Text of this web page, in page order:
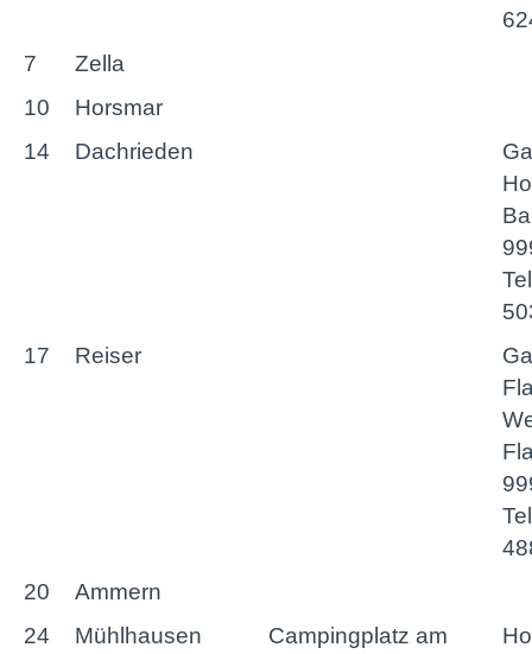
7
Zella
10
Horsmar
14
Dachrieden
17
Reiser
20
Ammern
24
Mühlhausen
Campingplatz am